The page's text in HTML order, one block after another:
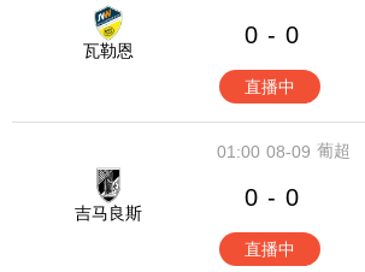
瓦勒恩
0 - 0
直播中
08-09
01:00 葡超
吉马良斯
0 - 0
直播中